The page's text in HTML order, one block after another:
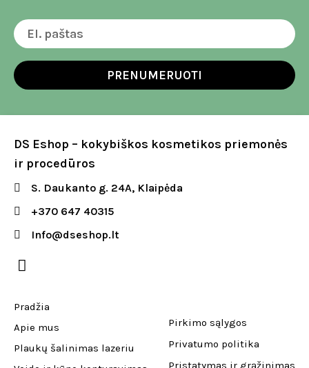
PRENUMERUOTI
DS Eshop – kokybiškos kosmetikos priemonės
ir procedūros
S. Daukanto g. 24A, Klaipėda
+370 647 40315
Info@dseshop.lt
Pradžia
Apie mus
Plaukų šalinimas lazeriu
Pirkimo sąlygos
Privatumo politika
Pristatymas ir grąžinimas